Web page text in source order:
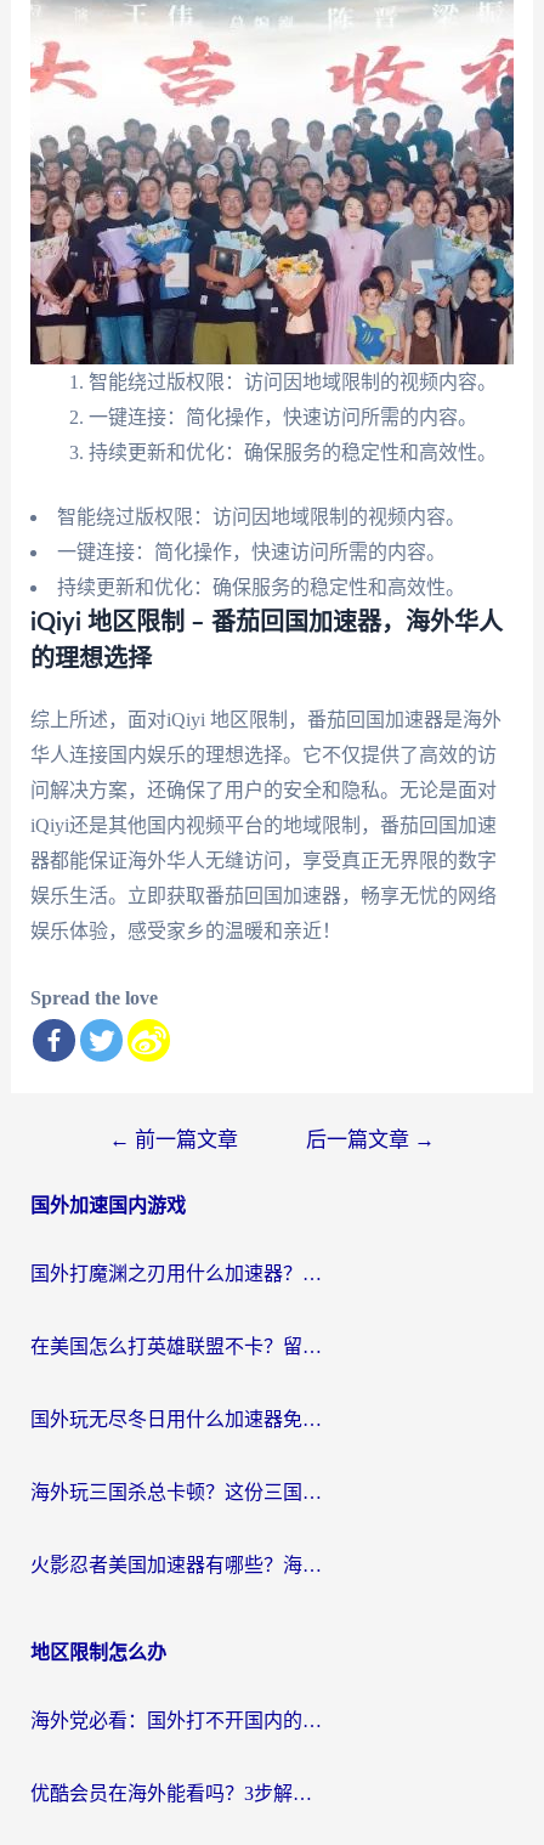
智能绕过版权限：访问因地域限制的视频内容。
一键连接：简化操作，快速访问所需的内容。
持续更新和优化：确保服务的稳定性和高效性。
智能绕过版权限：访问因地域限制的视频内容。
一键连接：简化操作，快速访问所需的内容。
持续更新和优化：确保服务的稳定性和高效性。
iQiyi 地区限制 – 番茄回国加速器，海外华人
的理想选择
综上所述，面对iQiyi 地区限制，番茄回国加速器是海外
华人连接国内娱乐的理想选择。它不仅提供了高效的访
问解决方案，还确保了用户的安全和隐私。无论是面对
iQiyi还是其他国内视频平台的地域限制，番茄回国加速
器都能保证海外华人无缝访问，享受真正无界限的数字
娱乐生活。立即获取番茄回国加速器，畅享无忧的网络
娱乐体验，感受家乡的温暖和亲近！
Spread the love
导
← 前一篇文章 后一篇文章 →
国外加速国内游戏
国外打魔渊之刃用什么加速器？2026海外玩家国服游戏加速全攻略（附闪耀暖暖&复苏的魔女避坑指南）
在美国怎么打英雄联盟不卡？留学生亲测的国服游戏加速全攻略
国外玩无尽冬日用什么加速器免费？海外党国服游戏加速避坑指南
海外玩三国杀总卡顿？这份三国杀游戏加速器指南帮你告别延迟烦恼
火影忍者美国加速器有哪些？海外党亲测的国服游戏加速全攻略（含菲律宾玩三国之刃守望黎明技巧）
地区限制怎么办
海外党必看：国外打不开国内的app怎么办？3步解决你的乡愁
优酷会员在海外能看吗？3步解决海外追剧难题，附实测好用加速器推荐